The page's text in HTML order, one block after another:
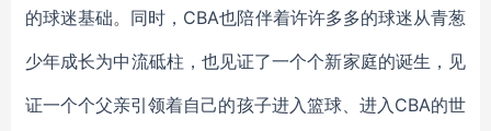
的球迷基础。同时，CBA也陪伴着许许多多的球迷从青葱
少年成长为中流砥柱，也见证了一个个新家庭的诞生，见
证一个个父亲引领着自己的孩子进入篮球、进入CBA的世